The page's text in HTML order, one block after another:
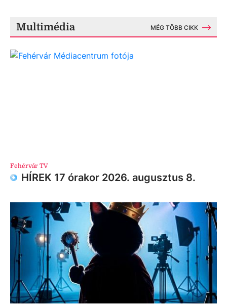
Multimédia MÉG TÖBB CIKK
Fehérvár TV
HÍREK 17 órakor 2026. augusztus 8.